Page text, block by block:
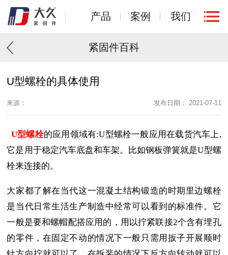
产品 案例 我们
紧固件百科
U型螺栓的具体使用
来源： 发布日期： 2021-07-11
U型螺栓的应用领域有:U型螺栓一般应用在载货汽车上,
它是用于稳定汽车底盘和车架。比如钢板弹簧就是U型螺
栓来连接的。
大家都了解在当代这一混凝土结构锻造的时期里边螺栓
是当代日常生活生产制造中经常可以看到的标准件。它
一般是要和螺帽配搭应用的，用以拧紧联接2个含有埋孔
的零件，在固定不动的情况下一般只需用扳子开展顺时